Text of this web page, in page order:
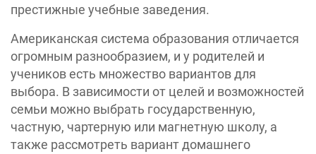
престижные учебные заведения.
Американская система образования отличается
огромным разнообразием, и у родителей и
учеников есть множество вариантов для
выбора. В зависимости от целей и возможностей
семьи можно выбрать государственную,
частную, чартерную или магнетную школу, а
также рассмотреть вариант домашнего